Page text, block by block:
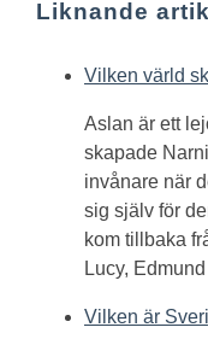
Liknande
Vilken värld
Aslan är ett
skapade
invånare när
sig själv för
kom tillbaka
Lucy,
Vilken är